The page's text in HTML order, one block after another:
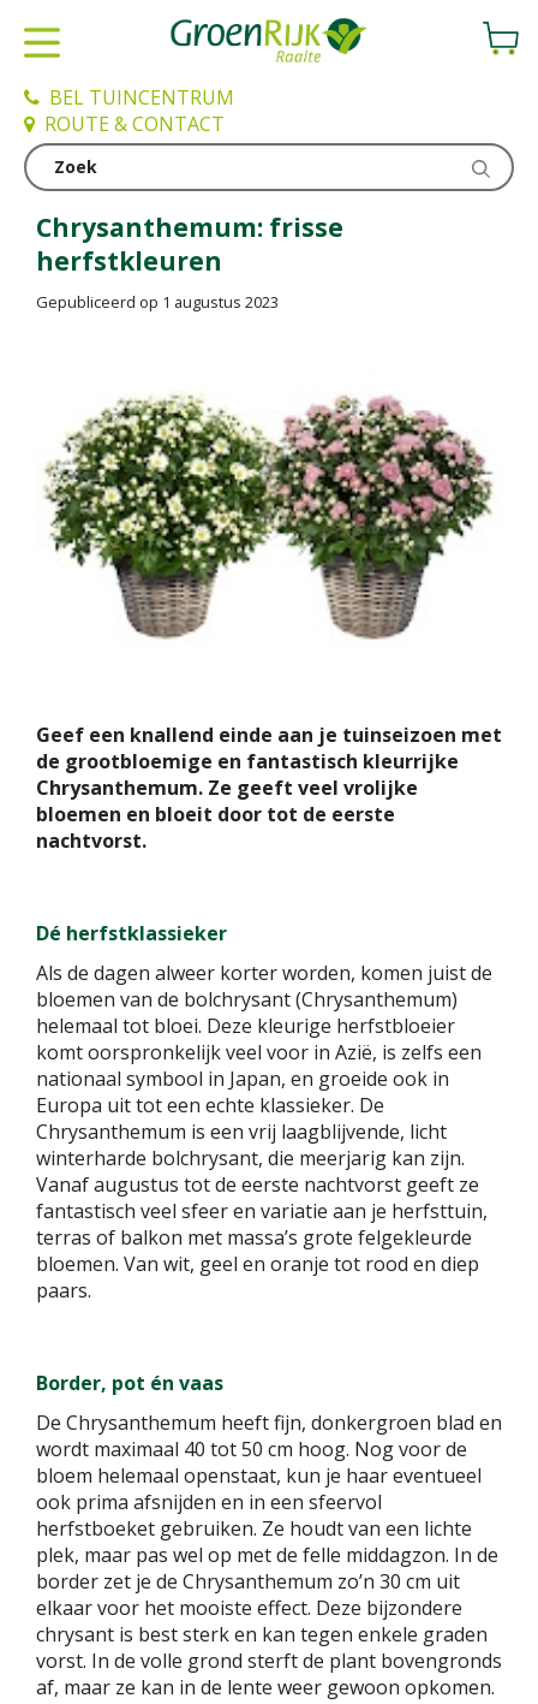
Nieuws
BEL TUINCENTRUM
ROUTE & CONTACT
Chrysanthemum: frisse
herfstkleuren
Gepubliceerd op 1 augustus 2023
Geef een knallend einde aan je tuinseizoen met
de grootbloemige en fantastisch kleurrijke
Chrysanthemum. Ze geeft veel vrolijke
bloemen en bloeit door tot de eerste
nachtvorst.
Dé herfstklassieker
Als de dagen alweer korter worden, komen juist de
bloemen van de bolchrysant (Chrysanthemum)
helemaal tot bloei. Deze kleurige herfstbloeier
komt oorspronkelijk veel voor in Azië, is zelfs een
nationaal symbool in Japan, en groeide ook in
Europa uit tot een echte klassieker. De
Chrysanthemum is een vrij laagblijvende, licht
winterharde bolchrysant, die meerjarig kan zijn.
Vanaf augustus tot de eerste nachtvorst geeft ze
fantastisch veel sfeer en variatie aan je herfsttuin,
terras of balkon met massa’s grote felgekleurde
bloemen. Van wit, geel en oranje tot rood en diep
paars.
Border, pot én vaas
De Chrysanthemum heeft fijn, donkergroen blad en
wordt maximaal 40 tot 50 cm hoog. Nog voor de
bloem helemaal openstaat, kun je haar eventueel
ook prima afsnijden en in een sfeervol
herfstboeket gebruiken. Ze houdt van een lichte
plek, maar pas wel op met de felle middagzon. In de
border zet je de Chrysanthemum zo’n 30 cm uit
elkaar voor het mooiste effect. Deze bijzondere
chrysant is best sterk en kan tegen enkele graden
vorst. In de volle grond sterft de plant bovengronds
af, maar ze kan in de lente weer gewoon opkomen.